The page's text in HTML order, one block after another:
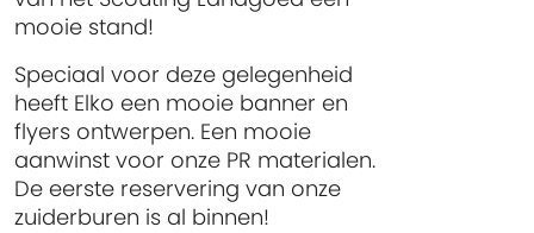
mooie stand!
Speciaal voor deze gelegenheid
heeft Elko een mooie banner en
flyers ontwerpen. Een mooie
aanwinst voor onze PR materialen.
De eerste reservering van onze
zuiderburen is al binnen!